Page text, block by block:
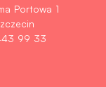
Portowa 1
99 33